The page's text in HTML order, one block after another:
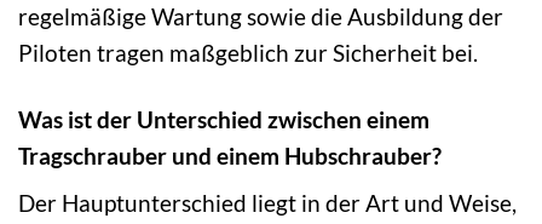
regelmäßige Wartung sowie die Ausbildung der
Piloten tragen maßgeblich zur Sicherheit bei.
Was ist der Unterschied zwischen einem
Tragschrauber und einem Hubschrauber?
Der Hauptunterschied liegt in der Art und Weise,